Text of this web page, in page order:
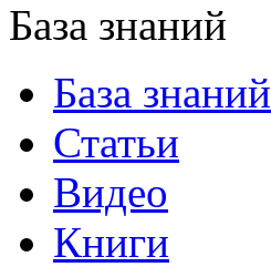
База знаний
База знаний
Статьи
Видео
Книги